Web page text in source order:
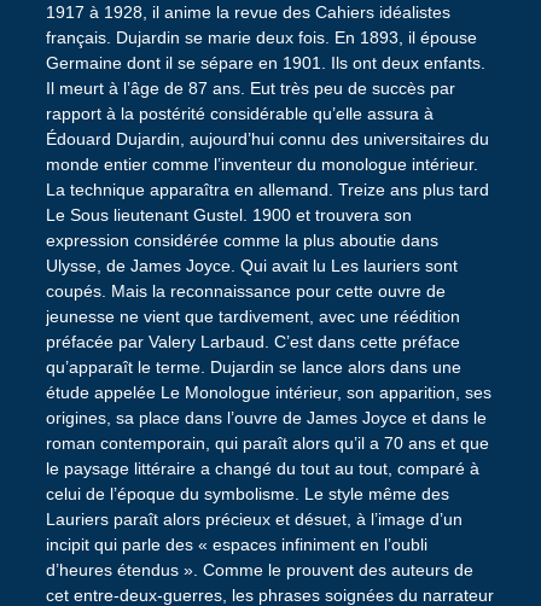
1917 à 1928, il anime la revue des Cahiers idéalistes
français. Dujardin se marie deux fois. En 1893, il épouse
Germaine dont il se sépare en 1901. Ils ont deux enfants.
Il meurt à l’âge de 87 ans. Eut très peu de succès par
rapport à la postérité considérable qu’elle assura à
Édouard Dujardin, aujourd’hui connu des universitaires du
monde entier comme l’inventeur du monologue intérieur.
La technique apparaîtra en allemand. Treize ans plus tard
Le Sous lieutenant Gustel. 1900 et trouvera son
expression considérée comme la plus aboutie dans
Ulysse, de James Joyce. Qui avait lu Les lauriers sont
coupés. Mais la reconnaissance pour cette ouvre de
jeunesse ne vient que tardivement, avec une réédition
préfacée par Valery Larbaud. C’est dans cette préface
qu’apparaît le terme. Dujardin se lance alors dans une
étude appelée Le Monologue intérieur, son apparition, ses
origines, sa place dans l’ouvre de James Joyce et dans le
roman contemporain, qui paraît alors qu’il a 70 ans et que
le paysage littéraire a changé du tout au tout, comparé à
celui de l’époque du symbolisme. Le style même des
Lauriers paraît alors précieux et désuet, à l’image d’un
incipit qui parle des « espaces infiniment en l’oubli
d’heures étendus ». Comme le prouvent des auteurs de
cet entre-deux-guerres, les phrases soignées du narrateur